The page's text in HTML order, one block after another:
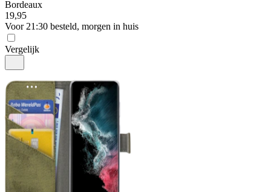
Bordeaux
19,95
Voor 21:30 besteld, morgen in huis
Vergelijk